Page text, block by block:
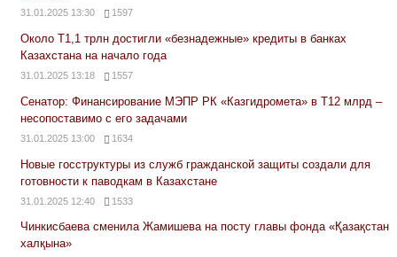
31.01.2025 13:30 1597
Около Т1,1 трлн достигли «безнадежные» кредиты в банках
Казахстана на начало года
31.01.2025 13:18 1557
Сенатор: Финансирование МЭПР РК «Казгидромета» в Т12 млрд –
несопоставимо с его задачами
31.01.2025 13:00 1634
Новые госструктуры из служб гражданской защиты создали для
готовности к паводкам в Казахстане
31.01.2025 12:40 1533
Чинкисбаева сменила Жамишева на посту главы фонда «Қазақстан
халқына»